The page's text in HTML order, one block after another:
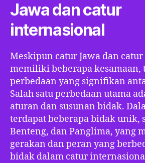
Jawa dan catur
internasional
Meskipun catur Jawa dan
memiliki beberapa kesamaan,
perbedaan yang signifikan
Salah satu perbedaan utama
aturan dan susunan bidak.
terdapat beberapa bidak unik,
Benteng, dan Panglima, yang
gerakan dan peran yang
bidak dalam catur